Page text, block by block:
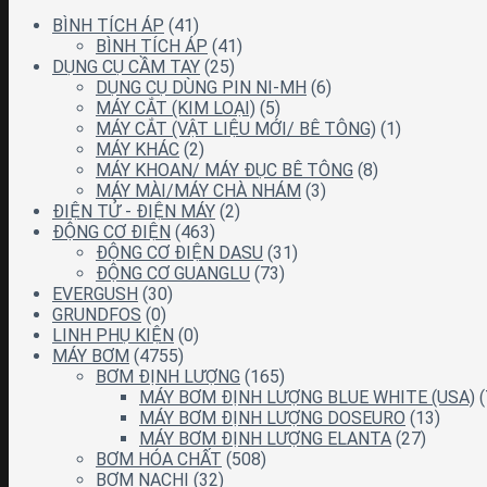
BÌNH TÍCH ÁP (41)
BÌNH TÍCH ÁP (41)
DỤNG CỤ CẦM TAY (25)
DỤNG CỤ DÙNG PIN NI-MH (6)
MÁY CẮT (KIM LOẠI) (5)
MÁY CẮT (VẬT LIỆU MỚI/ BÊ TÔNG) (1)
MÁY KHÁC (2)
MÁY KHOAN/ MÁY ĐỤC BÊ TÔNG (8)
MÁY MÀI/MÁY CHÀ NHÁM (3)
ĐIỆN TỬ - ĐIỆN MÁY (2)
ĐỘNG CƠ ĐIỆN (463)
ĐỘNG CƠ ĐIỆN DASU (31)
ĐỘNG CƠ GUANGLU (73)
EVERGUSH (30)
GRUNDFOS (0)
LINH PHỤ KIỆN (0)
MÁY BƠM (4755)
BƠM ĐỊNH LƯỢNG (165)
MÁY BƠM ĐỊNH LƯỢNG BLUE WHITE (USA)
MÁY BƠM ĐỊNH LƯỢNG DOSEURO (13)
MÁY BƠM ĐỊNH LƯỢNG ELANTA (27)
BƠM HÓA CHẤT (508)
BƠM NACHI (32)